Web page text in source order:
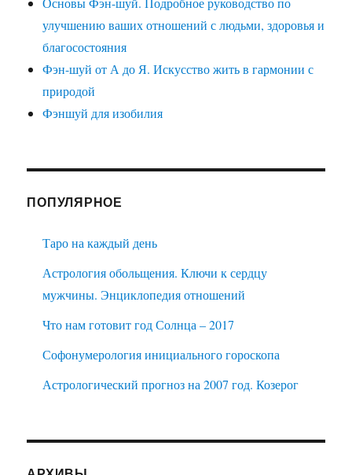
улучшению ваших отношений с людьми, здоровья и
благосостояния
Фэн-шуй от А до Я. Искусство жить в гармонии с
природой
Фэншуй для изобилия
ПОПУЛЯРНОЕ
Таро на каждый день
Астрология обольщения. Ключи к сердцу
мужчины. Энциклопедия отношений
Что нам готовит год Солнца – 2017
Софонумерология инициального гороскопа
Астрологический прогноз на 2007 год. Козерог